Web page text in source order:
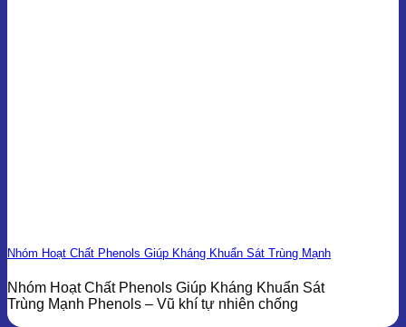
Nhóm Hoạt Chất Phenols Giúp Kháng Khuẩn Sát Trùng Mạnh
Nhóm Hoạt Chất Phenols Giúp Kháng Khuẩn Sát
Trùng Mạnh Phenols – Vũ khí tự nhiên chống